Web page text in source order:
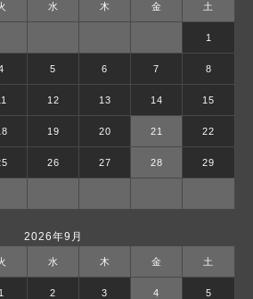
水 木 金 土
1
5 6 7 8
12 13 14 15
19 20 21 22
26 27 28 29
2026年9月
水 木 金 土
1 2 3 4 5